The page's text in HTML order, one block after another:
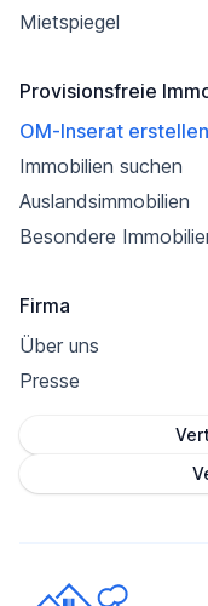
Mietspiegel
Provisionsfreie
OM-Inserat erstellen
Immobilien suchen
Auslandsimmobilien
Besondere
Firma
Über uns
Presse